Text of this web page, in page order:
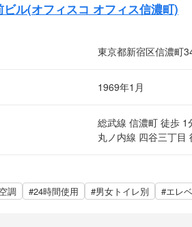
ビル(オフィスコ オフィス信濃町)
東京都新宿区信濃町
1969年1月
総武線 信濃町 徒歩 1
丸ノ内線 四谷三丁目
調 #24時間使用 #男女トイレ別 #エレ